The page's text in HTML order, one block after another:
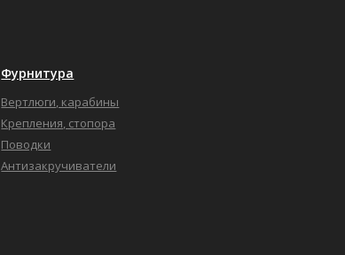
Фурнитура
Вертлюги, карабины
Крепления, стопора
Поводки
Антизакручиватели